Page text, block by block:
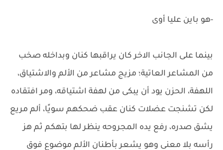
-هو باين عليا أوى
بينما على الجانب الاخر كان يراقبها كنان وبداخله صخب
من المشاعر العاتية؛ مزيج مشاعر من الألم والاشتياق،
اللهفة، الحزن يود أن يبكى من لهفة اشتياقه، ومر افتقاده
لكن تشنجت عضلات كنان عقب ضحكهم سويًا، ألم مريع
يشق صدره، رفع يده المجروحه ينظر لها بتهكم ثم هز
رأسه بلا معنى وهو يشعر بأطنان الألم موضوع فوق